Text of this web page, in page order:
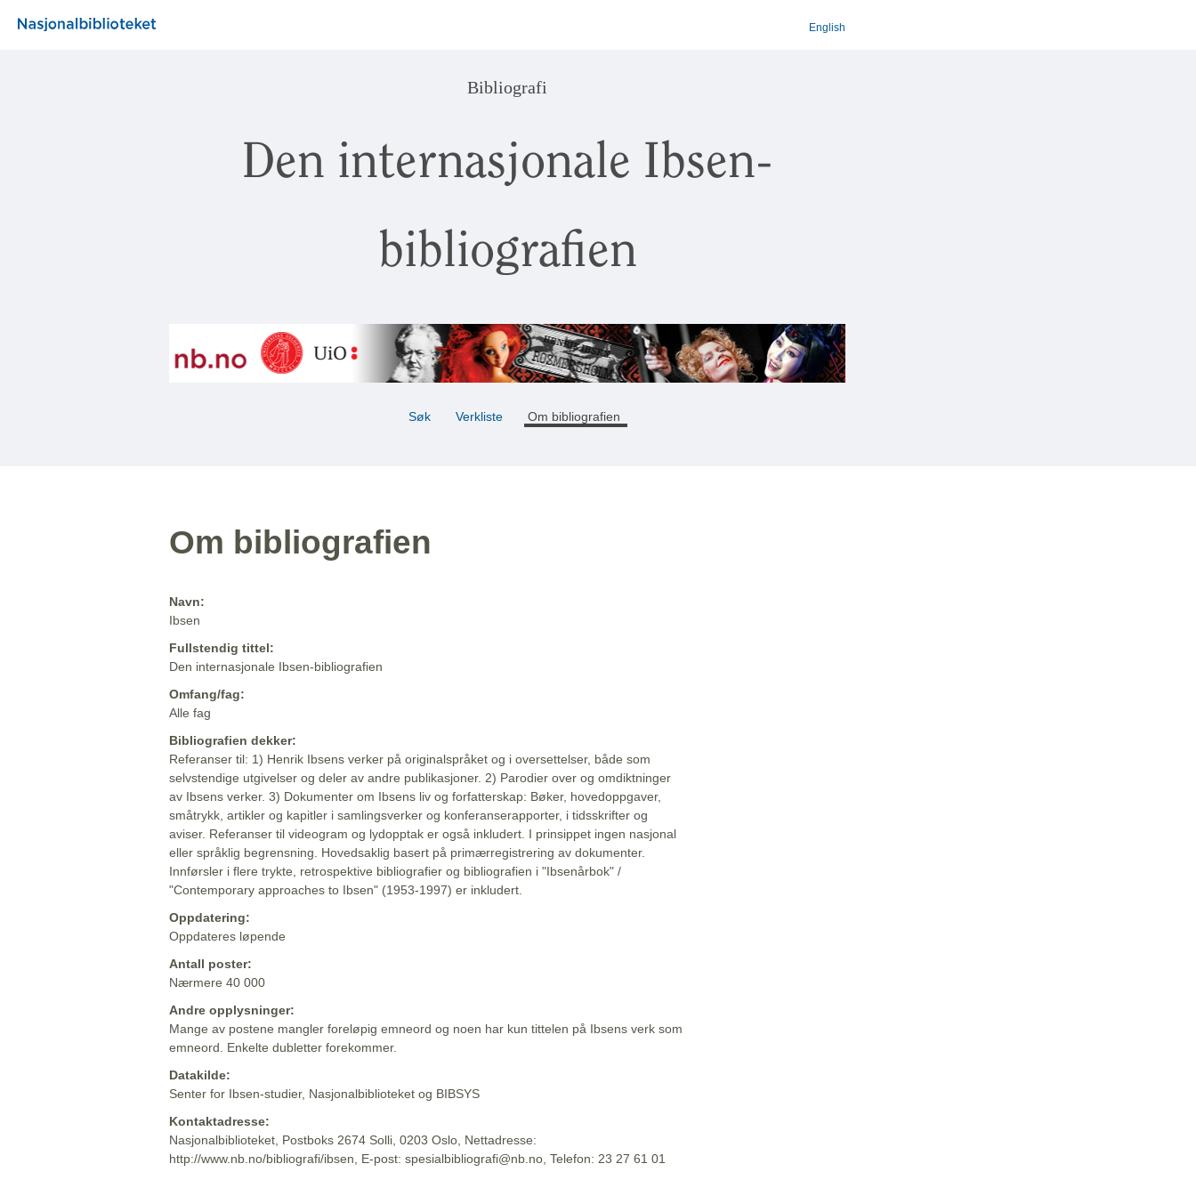
English
Bibliografi
Den internasjonale Ibsen-
bibliografien
Søk Verkliste Om bibliografien
Om bibliografien
Navn:
Ibsen
Fullstendig tittel:
Den internasjonale Ibsen-bibliografien
Omfang/fag:
Alle fag
Bibliografien dekker:
Referanser til: 1) Henrik Ibsens verker på originalspråket og i oversettelser, både som
selvstendige utgivelser og deler av andre publikasjoner. 2) Parodier over og omdiktninger
av Ibsens verker. 3) Dokumenter om Ibsens liv og forfatterskap: Bøker, hovedoppgaver,
småtrykk, artikler og kapitler i samlingsverker og konferanserapporter, i tidsskrifter og
aviser. Referanser til videogram og lydopptak er også inkludert. I prinsippet ingen nasjonal
eller språklig begrensning. Hovedsaklig basert på primærregistrering av dokumenter.
Innførsler i flere trykte, retrospektive bibliografier og bibliografien i "Ibsenårbok" /
"Contemporary approaches to Ibsen" (1953-1997) er inkludert.
Oppdatering:
Oppdateres løpende
Antall poster:
Nærmere 40 000
Andre opplysninger:
Mange av postene mangler foreløpig emneord og noen har kun tittelen på Ibsens verk som
emneord. Enkelte dubletter forekommer.
Datakilde:
Senter for Ibsen-studier, Nasjonalbiblioteket og BIBSYS
Kontaktadresse:
Nasjonalbiblioteket, Postboks 2674 Solli, 0203 Oslo, Nettadresse:
http://www.nb.no/bibliografi/ibsen, E-post: spesialbibliografi@nb.no, Telefon: 23 27 61 01